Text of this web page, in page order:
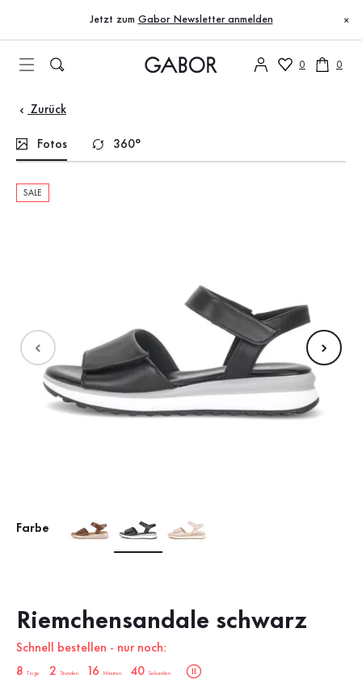
Zum Inhaltsverzeichnis
Zur Hauptnavigation
Jetzt zum Gabor Newsletter anmelden ×
0 0
Zurück
Fotos 360°
SALE
Farbe
Riemchensandale schwarz
Schnell bestellen - nur noch:
sale.countdown.description
8 Tage 2 Stunden 16 Minuten 39 Sekunden